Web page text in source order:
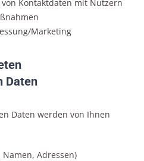
Kontaktdaten mit Nutzern
Marketing
Daten
Daten werden von Ihnen
Namen, Adressen)